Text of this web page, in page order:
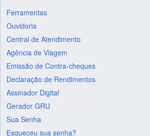
Ferramentas
Ouvidoria
Central de Atendimento
Agência de Viagem
Emissão de Contra-cheques
Declaração de Rendimentos
Assinador Digital
Gerador GRU
Sua Senha
Esqueceu sua senha?